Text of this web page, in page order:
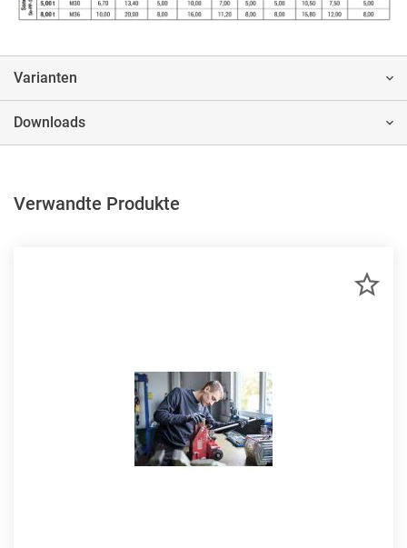
Varianten
Downloads
Verwandte Produkte